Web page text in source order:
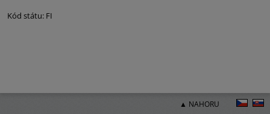
Kód státu: FI
▲ NAHORU